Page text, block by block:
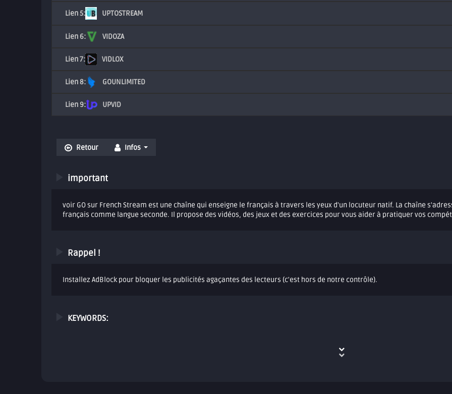
UPTOSTREAM
VIDOZA
VIDLOX
GOUNLIMITED
UPVID
Retour Infos
important
voir GO sur French Stream est une chaîne qui enseigne le français à travers les yeux d'un locuteur natif. La chaîne
français comme langue seconde. Il propose des vidéos, des jeux et des exercices pour vous aider à pratiquer vos
Rappel !
Installez AdBlock pour bloquer les publicités agaçantes des lecteurs (c'est hors de notre contrôle).
KEYWORDS: